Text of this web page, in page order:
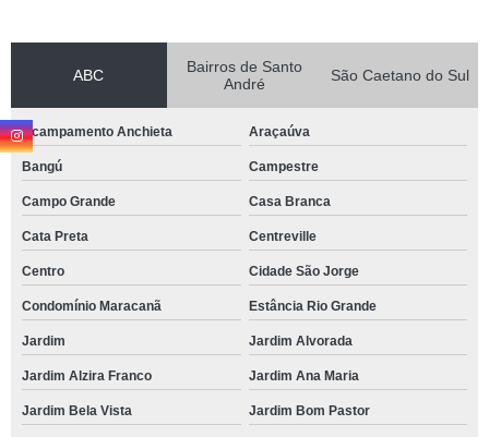
ABC
Bairros de Santo
André
São Caetano do Sul
Acampamento Anchieta Araçaúva
Bangú Campestre
Campo Grande Casa Branca
Cata Preta Centreville
Centro Cidade São Jorge
Condomínio Maracanã Estância Rio Grande
Jardim Jardim Alvorada
Jardim Alzira Franco Jardim Ana Maria
Jardim Bela Vista Jardim Bom Pastor